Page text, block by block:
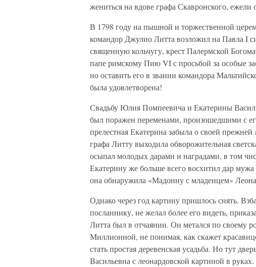
жениться на вдове графа Скавронского, ежели
В 1798 году на пышной и торжественной
командор Джулио Литта возложил на Павла I
священную кольчугу, крест Палермской
папе римскому Пию VI с просьбой за особые
но оставить его в звании командора
была удовлетворена!
Свадьбу Юлия Помпеевича и Екатерины
был поражен переменами, произошедшими с
прелестная Екатерина забыла о своей
графа Литту выходила обворожительная
осыпал молодых дарами и наградами, в том
Екатерину же больше всего восхитил дар
она обнаружила «Мадонну с младенцем»
Однако через год картину пришлось снять.
посланнику, не желал более его видеть,
Литта был в отчаянии. Он метался по своему
Миллионной, не понимая, как скажет
стать простая деревенская усадьба. Но тут
Васильевна с леонардовской картиной в